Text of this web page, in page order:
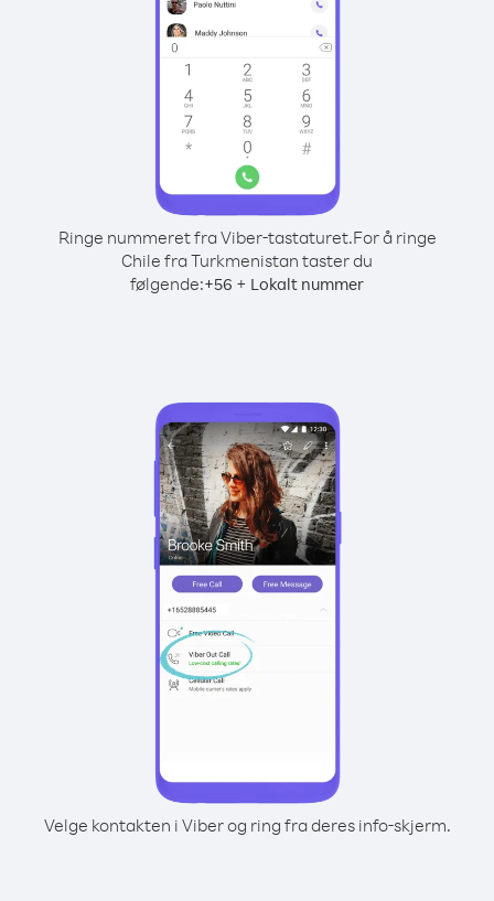
Ringe nummeret fra Viber-tastaturet.For å ringe
Chile fra Turkmenistan taster du
følgende:+56 + Lokalt nummer
Velge kontakten i Viber og ring fra deres info-skjerm.